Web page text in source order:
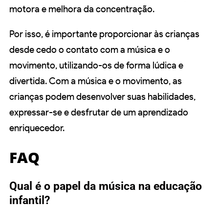
motora e melhora da concentração.
Por isso, é importante proporcionar às crianças
desde cedo o contato com a música e o
movimento, utilizando-os de forma lúdica e
divertida. Com a música e o movimento, as
crianças podem desenvolver suas habilidades,
expressar-se e desfrutar de um aprendizado
enriquecedor.
FAQ
Qual é o papel da música na educação
infantil?